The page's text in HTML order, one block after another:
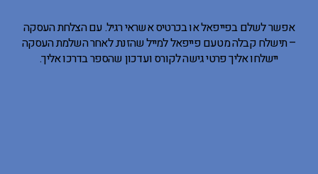
אפשר לשלם בפייפאל או בכרטיס אשראי רגיל. עם הצלחת העסקה
– תישלח קבלה מטעם פייפאל למייל שהזנת. לאחר השלמת העסקה
יישלחו אליך פרטי גישה לקורס ועדכון שהספר בדרכו אליך.